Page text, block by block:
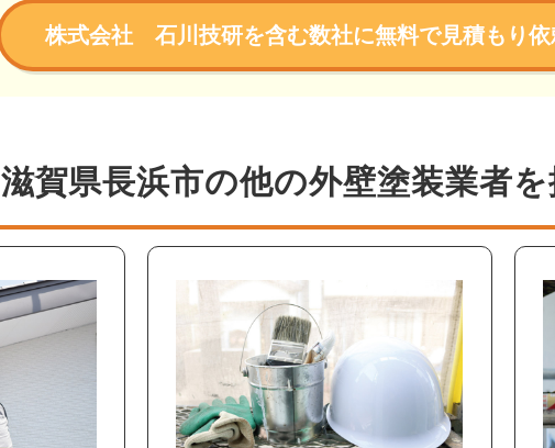
株式会社 石川技研を含む数社に無料で見積もり依
滋賀県長浜市の他の外壁塗装業者